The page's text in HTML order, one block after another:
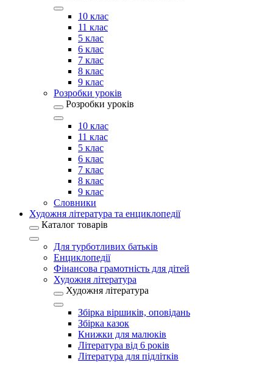
10 клас
11 клас
5 клас
6 клас
7 клас
8 клас
9 клас
Розробки уроків
Розробки уроків
10 клас
11 клас
5 клас
6 клас
7 клас
8 клас
9 клас
Словники
Художня література та енциклопедії
Каталог товарів
Для турботливих батьків
Енциклопедії
Фінансова грамотність для дітей
Художня література
Художня література
Збірка віршиків, оповідань
Збірка казок
Книжки для малюків
Література від 6 років
Література для підлітків